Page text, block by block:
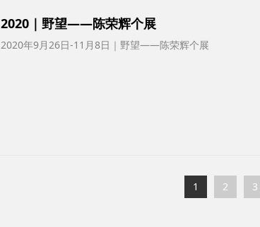
2020｜野望——陈荣辉个展
2020年9月26日-11月8日｜野望——陈荣辉个展
1 2 3